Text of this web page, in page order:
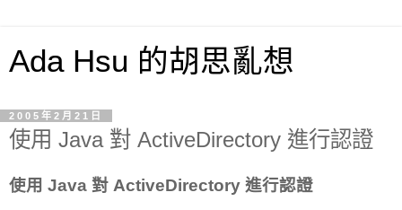
Ada Hsu 的胡思亂想
2005年2月21日
使用 Java 對 ActiveDirectory 進行認證
使用 Java 對 ActiveDirectory 進行認證